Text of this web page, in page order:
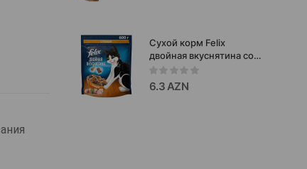
Сухой корм Felix
двойная вкуснятина со
вкусом птицы 600г.
6.3 AZN